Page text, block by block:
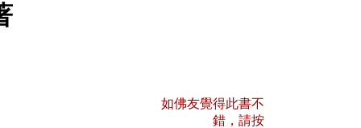
如佛友覺得此書不
錯，請按